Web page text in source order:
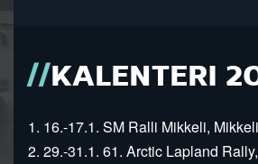
KALENTERI
1. 16.-17.1. SM Ralli Mikkeli, Mikkeli
2. 29.-31.1. 61. Arctic Lapland